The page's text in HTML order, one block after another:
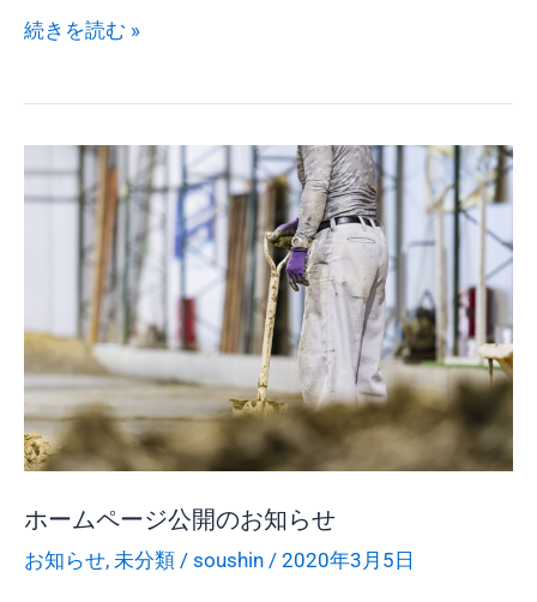
続きを読む »
ホームページ公開のお知らせ
お知らせ, 未分類 / soushin / 2020年3月5日
ー
ジ
開
の
お
ら
せ